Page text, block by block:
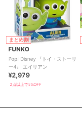
まとめ割
FUNKO
Pop! Disney 『トイ・ストーリ
ー4』 エイリアン
¥2,979
2点以上で5%OFF